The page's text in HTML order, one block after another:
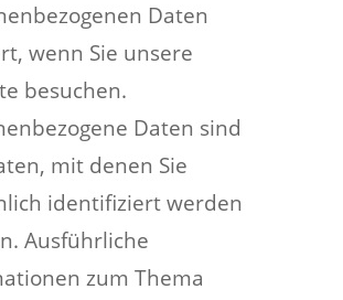
Daten
wenn Sie unsere
besuchen.
Daten sind
mit denen Sie
identifiziert werden
Ausführliche
zum Thema